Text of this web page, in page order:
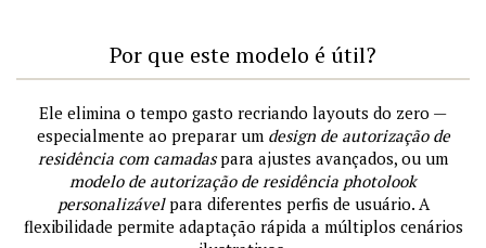
Por que este modelo é útil?
Ele elimina o tempo gasto recriando layouts do zero —
especialmente ao preparar um design de autorização de
residência com camadaspara ajustes avançados, ou um
modelo de autorização de residência photolook
personalizávelpara diferentes perfis de usuário. A
flexibilidade permite adaptação rápida a múltiplos cenários